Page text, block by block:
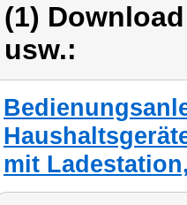
(1)
usw.:
mit